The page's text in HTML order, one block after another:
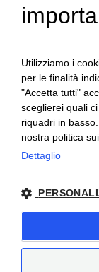
Ceretto
Utilizziamo i
per le finalità
"Accetta tutti"
sceglierei quali
riquadri in
nostra politica
Dettaglio